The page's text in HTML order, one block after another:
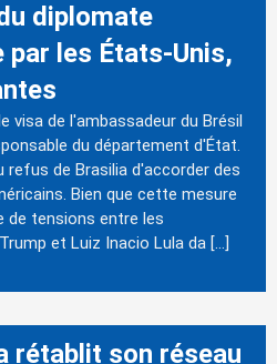
diplomate
par les États-Unis,
visa de l'ambassadeur du Brésil
du département d'État.
de Brasilia d'accorder des
Bien que cette mesure
de tensions entre les
et Luiz Inacio Lula da […]
rétablit son réseau